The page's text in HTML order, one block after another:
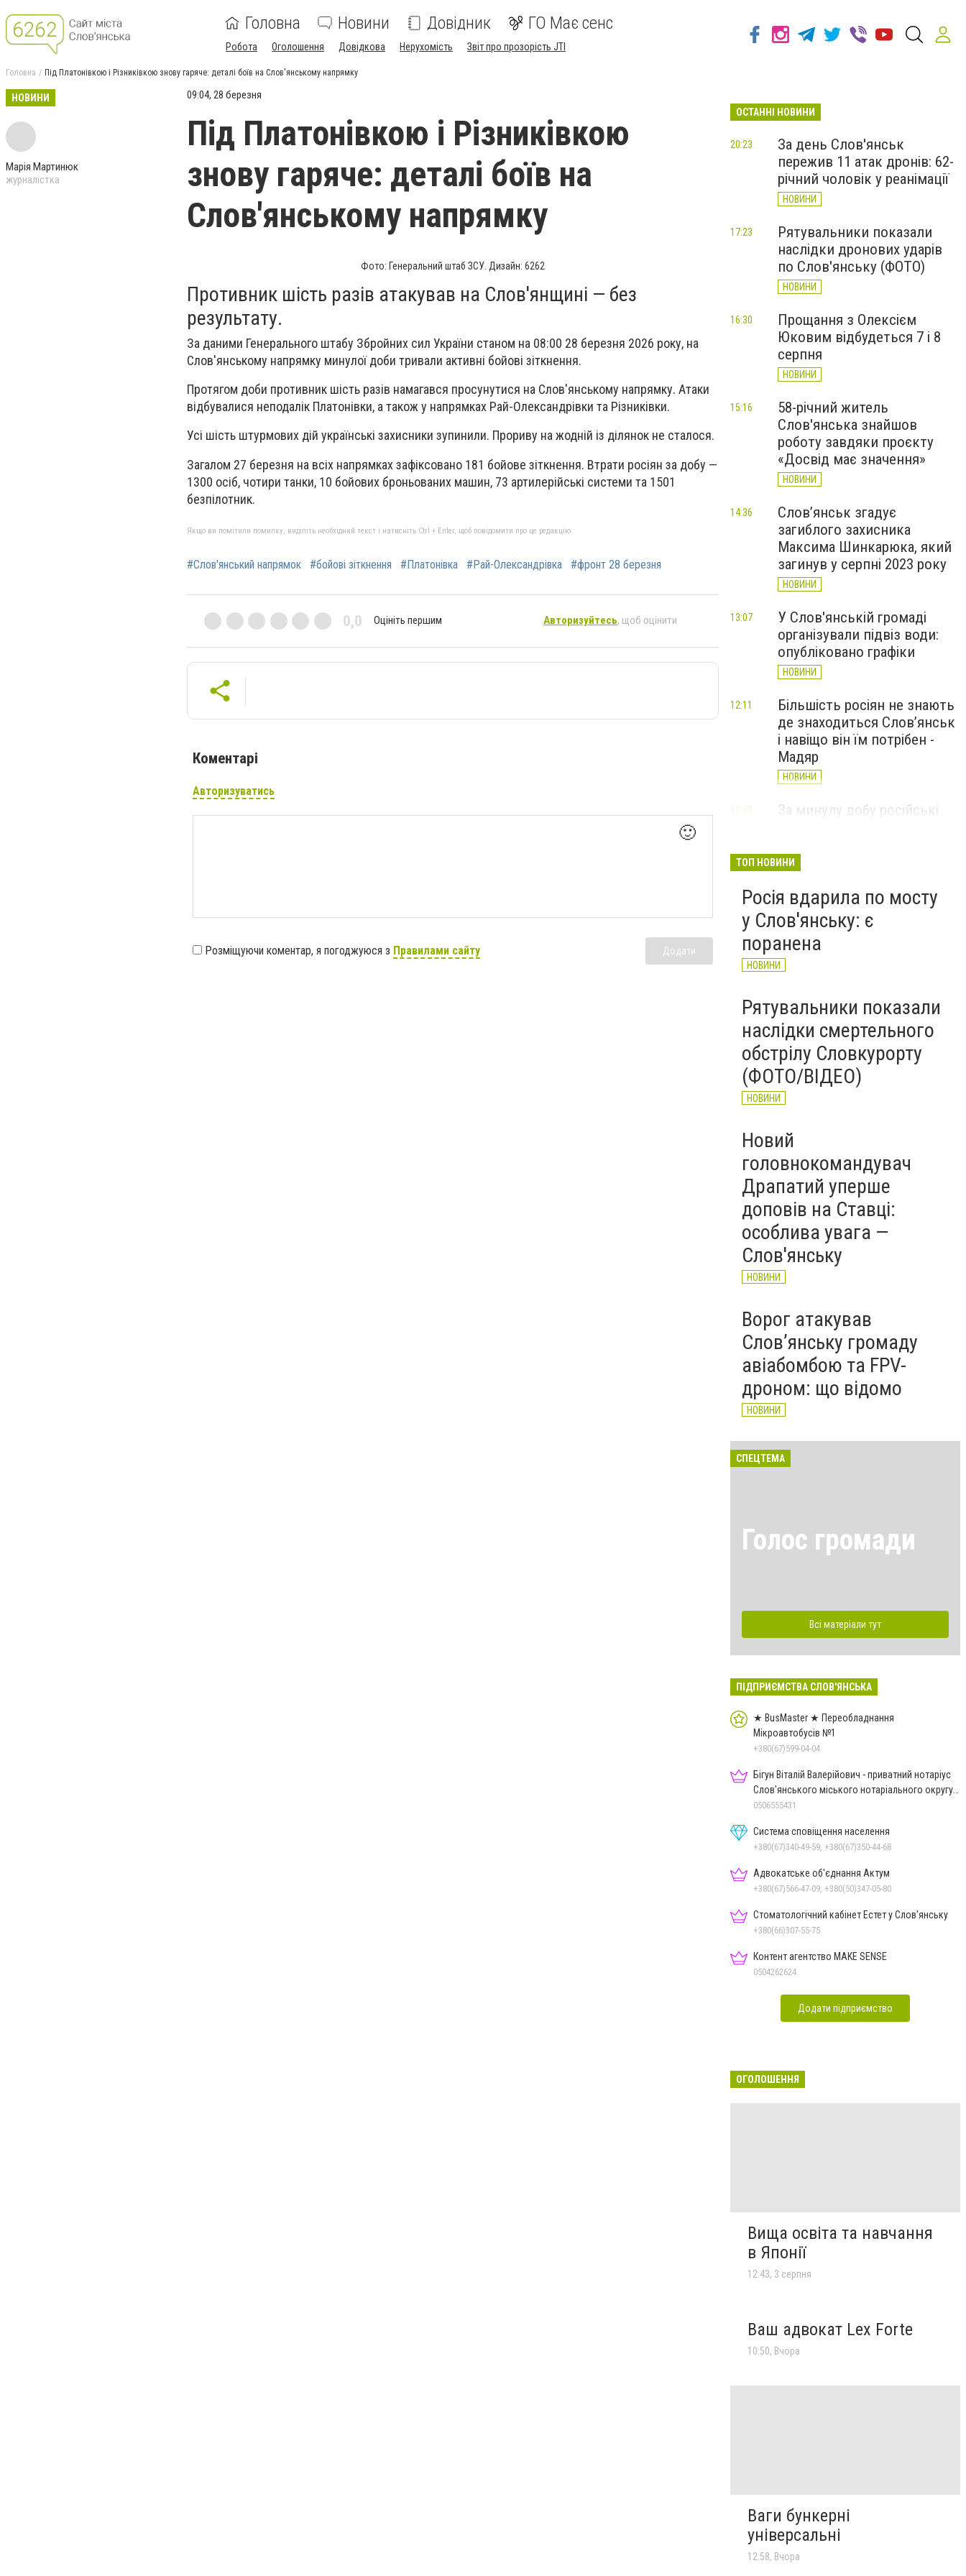
Головна Новини Довідник ГО Має сенс
Робота Оголошення Довідкова Нерухомість Звіт про прозорість JTI
Головна Під Платонівкою і Різниківкою знову гаряче: деталі боїв на Слов'янському напрямку
НОВИНИ
Марія Мартинюк
журналістка
09:04, 28 березня
Під Платонівкою і Різниківкою
знову гаряче: деталі боїв на
Слов'янському напрямку
Фото: Генеральний штаб ЗСУ. Дизайн: 6262
Противник шість разів атакував на Слов'янщині — без
результату.
За даними Генерального штабу Збройних сил України станом на 08:00 28 березня 2026 року, на
Слов'янському напрямку минулої доби тривали активні бойові зіткнення.
Протягом доби противник шість разів намагався просунутися на Слов'янському напрямку. Атаки
відбувалися неподалік Платонівки, а також у напрямках Рай-Олександрівки та Різниківки.
Усі шість штурмових дій українські захисники зупинили. Прориву на жодній із ділянок не сталося.
Загалом 27 березня на всіх напрямках зафіксовано 181 бойове зіткнення. Втрати росіян за добу —
1300 осіб, чотири танки, 10 бойових броньованих машин, 73 артилерійські системи та 1501
безпілотник.
Якщо ви помітили помилку, виділіть необхідний текст і натисніть Ctrl + Enter, щоб повідомити про це редакцію
#Слов'янський напрямок #бойові зіткнення #Платонівка #Рай-Олександрівка #фронт 28 березня
0,0 Оцініть першим Авторизуйтесь, щоб оцінити
Коментарі
Авторизуватись
🙂
Розміщуючи коментар, я погоджуюся з Правилами сайту Додати
ОСТАННІ НОВИНИ
За день Слов'янськ
пережив 11 атак дронів: 62-
річний чоловік у реанімації
НОВИНИ
20:23
Рятувальники показали
наслідки дронових ударів
по Слов'янську (ФОТО)
НОВИНИ
17:23
Прощання з Олексієм
Юковим відбудеться 7 і 8
серпня
НОВИНИ
16:30
58-річний житель
Слов'янська знайшов
роботу завдяки проєкту
«Досвід має значення»
НОВИНИ
15:16
Слов’янськ згадує
загиблого захисника
Максима Шинкарюка, який
загинув у серпні 2023 року
НОВИНИ
14:36
У Слов'янській громаді
організували підвіз води:
опубліковано графіки
НОВИНИ
13:07
Більшість росіян не знають
де знаходиться Слов’янськ
і навіщо він їм потрібен -
Мадяр
НОВИНИ
12:11
За минулу добу російські
великої війни: 6 серпня
11:09
ТОП НОВИНИ
Росія вдарила по мосту
у Слов'янську: є
поранена
НОВИНИ
Рятувальники показали
наслідки смертельного
обстрілу Словкурорту
(ФОТО/ВІДЕО)
НОВИНИ
Новий
головнокомандувач
Драпатий уперше
доповів на Ставці:
особлива увага —
Слов'янську
НОВИНИ
Ворог атакував
Слов’янську громаду
авіабомбою та FPV-
дроном: що відомо
НОВИНИ
СПЕЦТЕМА
Голос громади
Всі матеріали тут
ПІДПРИЄМСТВА СЛОВ'ЯНСЬКА
★ BusMaster ★ Переобладнання
Мікроавтобусів №1
+380(67)599-04-04
Бігун Віталій Валерійович - приватний нотаріус
Слов'янського міського нотаріального округу
Дон.обл.
0506555431
Система сповіщення населення
+380(67)340-49-59, +380(67)350-44-68
Адвокатське об'єднання Актум
+380(67)566-47-09, +380(50)347-05-80
Стоматологічний кабінет Естет у Слов'янську
+380(66)307-55-75
Контент агентство MAKE SENSE
0504262624
Додати підприємство
ОГОЛОШЕННЯ
Вища освіта та навчання
в Японії
12:43, 3 серпня
Ваш адвокат Lex Forte
10:50, Вчора
Ваги бункерні
універсальні
12:58, Вчора